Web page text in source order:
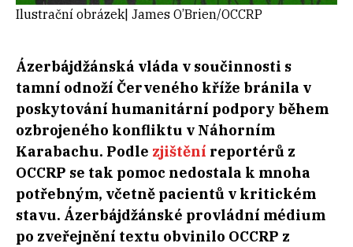
Ilustrační obrázek| James O’Brien/OCCRP
Ázerbájdžánská vláda v součinnosti s
tamní odnoží Červeného kříže bránila v
poskytování humanitární podpory během
ozbrojeného konfliktu v Náhorním
Karabachu. Podle zjištění reportérů z
OCCRP se tak pomoc nedostala k mnoha
potřebným, včetně pacientů v kritickém
stavu. Ázerbájdžánské provládní médium
po zveřejnění textu obvinilo OCCRP z